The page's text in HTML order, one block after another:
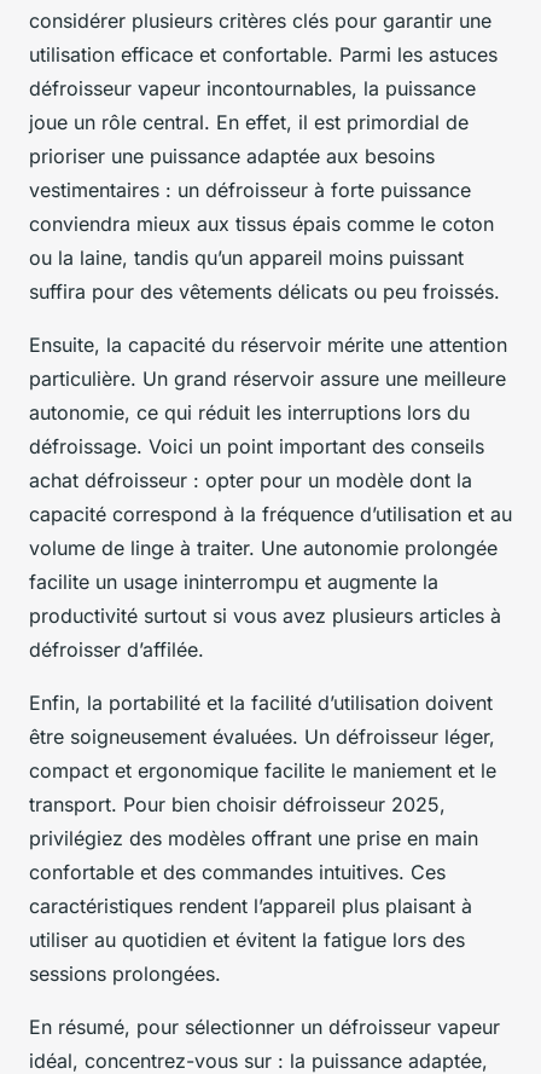
considérer plusieurs critères clés pour garantir une
utilisation efficace et confortable. Parmi les astuces
défroisseur vapeur incontournables, la puissance
joue un rôle central. En effet, il est primordial de
prioriser une puissance adaptée aux besoins
vestimentaires : un défroisseur à forte puissance
conviendra mieux aux tissus épais comme le coton
ou la laine, tandis qu’un appareil moins puissant
suffira pour des vêtements délicats ou peu froissés.
Ensuite, la capacité du réservoir mérite une attention
particulière. Un grand réservoir assure une meilleure
autonomie, ce qui réduit les interruptions lors du
défroissage. Voici un point important des conseils
achat défroisseur : opter pour un modèle dont la
capacité correspond à la fréquence d’utilisation et au
volume de linge à traiter. Une autonomie prolongée
facilite un usage ininterrompu et augmente la
productivité surtout si vous avez plusieurs articles à
défroisser d’affilée.
Enfin, la portabilité et la facilité d’utilisation doivent
être soigneusement évaluées. Un défroisseur léger,
compact et ergonomique facilite le maniement et le
transport. Pour bien choisir défroisseur 2025,
privilégiez des modèles offrant une prise en main
confortable et des commandes intuitives. Ces
caractéristiques rendent l’appareil plus plaisant à
utiliser au quotidien et évitent la fatigue lors des
sessions prolongées.
En résumé, pour sélectionner un défroisseur vapeur
idéal, concentrez-vous sur : la puissance adaptée,